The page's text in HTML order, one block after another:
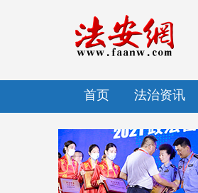
首页 法治资讯